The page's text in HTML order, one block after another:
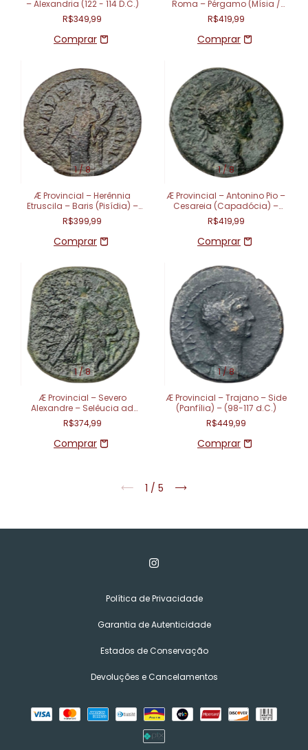
– Alexandria (122 - 114 D.C.)
R$349,99
Roma – Pérgamo (Mísia /
Ásia) – (40-60 d.C.)
R$419,99
1/8
Æ Provincial – Herênnia
Etruscila – Baris (Pisídia) –
(249-251 d.C.)
R$399,99
1/8
Æ Provincial – Antonino Pio –
Cesareia (Capadócia) –
Ano 22 – (138-161 d.C.)
R$419,99
1/8
Æ Provincial – Severo
Alexandre – Selêucia ad
Calycadnum (Cilícia) –
(222-235 d.C.)
R$374,99
1/8
Æ Provincial – Trajano – Side
(Panfília) – (98-117 d.C.)
R$449,99
1 / 5
Política de Privacidade
Garantia de Autenticidade
Estados de Conservação
Devoluções e Cancelamentos